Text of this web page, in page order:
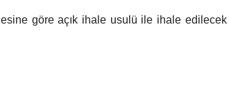
göre açık ihale usulü ile ihale